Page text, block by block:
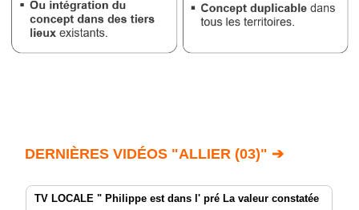
DERNIÈRES VIDÉOS "ALLIER (03)" ➔
TV LOCALE " Philippe est dans l' pré La valeur constatée